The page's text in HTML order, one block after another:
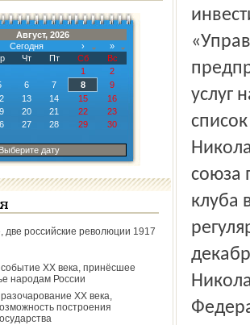
Август, 2026
Сегодня ›
»
Чт Пт Сб
Вс
1
2
6 7 8
9
13 14 15
16
20 21 22
23
27 28 29
30
Выберите дату
две российские революции 1917
ХХ века, принёсшее
народам России
ХХ века,
построения
услуг
союза
клуба